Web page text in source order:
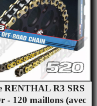
RENTHAL R3 SRS
- 120 maillons (avec
Aperçu rapide